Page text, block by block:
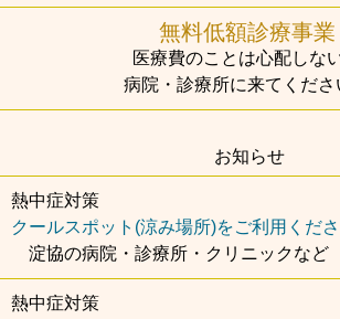
無料低額診療事業
医療費のことは心配しな
病院・診療所に来てくださ
お知らせ
熱中症対策
クールスポット(涼み場所)をご利用くだ
淀協の病院・診療所・クリニックなど
熱中症対策